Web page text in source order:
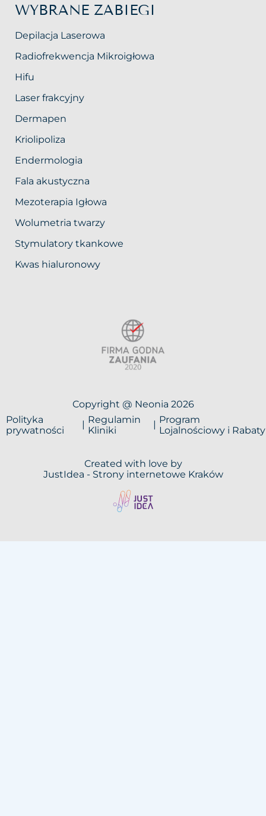
WYBRANE ZABIEGI
Depilacja Laserowa
Radiofrekwencja Mikroigłowa
Hifu
Laser frakcyjny
Dermapen
Kriolipoliza
Endermologia
Fala akustyczna
Mezoterapia Igłowa
Wolumetria twarzy
Stymulatory tkankowe
Kwas hialuronowy
Copyright @ Neonia 2026
Polityka
prywatności
Regulamin
Kliniki
Program
Lojalnościowy i Rabaty
Created with love by
JustIdea - Strony internetowe Kraków